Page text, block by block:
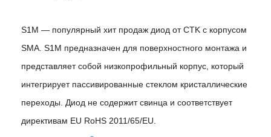
S1M — популярный хит продаж диод от CTK с корпусом
SMA. S1M предназначен для поверхностного монтажа и
представляет собой низкопрофильный корпус, который
интегрирует пассивированные стеклом кристаллические
переходы. Диод не содержит свинца и соответствует
директивам EU RoHS 2011/65/EU.